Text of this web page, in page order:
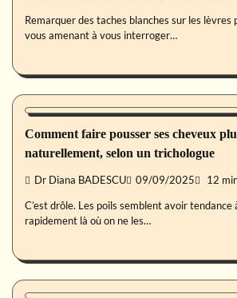
Remarquer des taches blanches sur les
vous amenant à vous interroger…
Beauté
Comment faire pousser ses cheveux
naturellement, selon un trichologue
Dr Diana BADESCU 09/09/2025 12
C’est drôle. Les poils semblent avoir tendance
rapidement là où on ne les…
Beauté